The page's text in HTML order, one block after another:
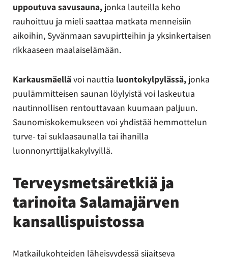
uppoutuva savusauna, jonka lauteilla keho
rauhoittuu ja mieli saattaa matkata menneisiin
aikoihin, Syvänmaan savupirtteihin ja yksinkertaisen
rikkaaseen maalaiselämään.
Karkausmäellävoi nauttia luontokylpylässä, jonka
puulämmitteisen saunan löylyistä voi laskeutua
nautinnollisen rentouttavaan kuumaan paljuun.
Saunomiskokemukseen voi yhdistää hemmottelun
turve- tai suklaasaunalla tai ihanilla
luonnonyrttijalkakylvyillä.
Terveysmetsäretkiä ja
tarinoita Salamajärven
kansallispuistossa
Matkailukohteiden läheisyydessä sijaitseva